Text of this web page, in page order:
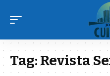
Tag:Revista